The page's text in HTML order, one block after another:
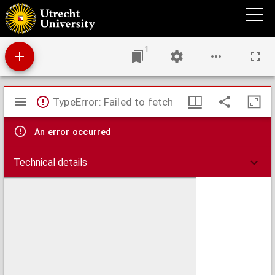
Cirrhosis hepatis enzoötica bij het rund : een plantenintoxicatie veroorzaakt door
ingestie van Senecio aquaticus Huds. en Senecio jacobaea L.
1
Mirador
viewer
TypeError: Failed to fetch
An error occurred
Technical details